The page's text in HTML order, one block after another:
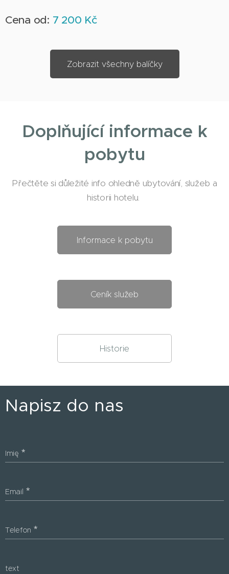
Cena od: 7 200 Kč
Zobrazit všechny balíčky
Doplňující informace k
pobytu
Přečtěte si důležité info ohledně ubytování, služeb a
historii hotelu.
Informace k pobytu
Ceník služeb
Historie
Napisz do nas
Imię
Email
Telefon
text